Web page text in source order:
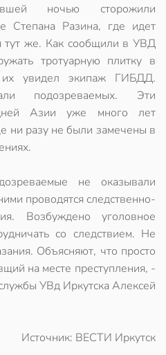
ночью сторожили
Степана Разина, где идет
тут же. Как сообщили в УВД
тротуарную плитку в
увидел экипаж ГИБДД.
подозреваемых. Эти
Азии уже много лет
ни разу не были замечены в
не оказывали
проводятся следственно-
Возбуждено уголовное
со следствием. Не
Объясняют, что просто
на месте преступления, -
УВд Иркутска Алексей
Источник: ВЕСТИ Иркутск